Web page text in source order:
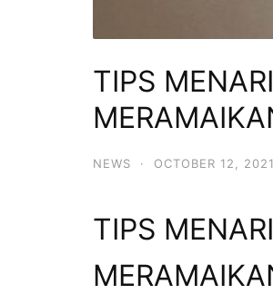
TIPS
NEWS · OCTOBER 12, 2021
TIPS